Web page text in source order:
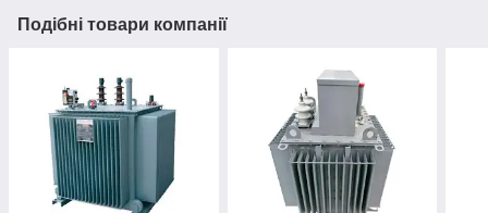
Подібні товари компанії